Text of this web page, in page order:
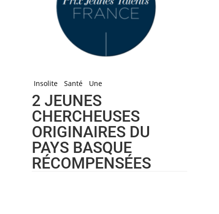
Insolite Santé Une
2 JEUNES
CHERCHEUSES
ORIGINAIRES DU
PAYS BASQUE
RÉCOMPENSÉES